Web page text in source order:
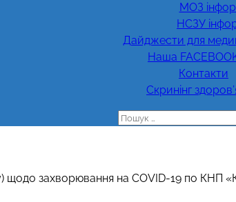
МОЗ
НСЗУ
Дайджести для
Наша
Контакти
Скринінг
Пошук:
щодо захворювання на COVID-19 по КНП